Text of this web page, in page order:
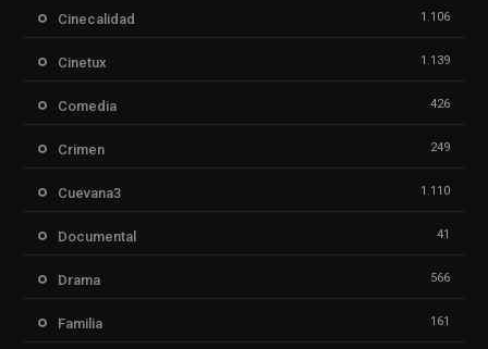
Cinecalidad 1.106
Cinetux 1.139
Comedia 426
Crimen 249
Cuevana3 1.110
Documental 41
Drama 566
Familia 161